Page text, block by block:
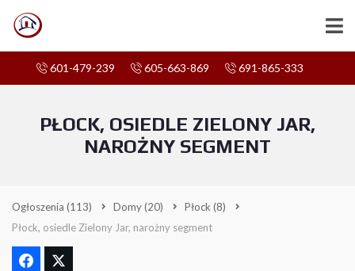
601-479-239 605-663-869 691-865-333
PŁOCK, OSIEDLE ZIELONY JAR,
NAROŻNY SEGMENT
Ogłoszenia (113) Domy(20) Płock (8)
Płock, osiedle Zielony Jar, narożny segment